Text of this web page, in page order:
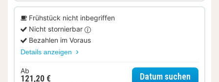
Frühstück nicht inbegriffen
Nicht stornierbar
Bezahlen im Voraus
Details anzeigen
Ab
121,20 € Datum suchen